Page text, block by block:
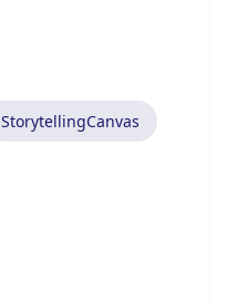
StorytellingCanvas